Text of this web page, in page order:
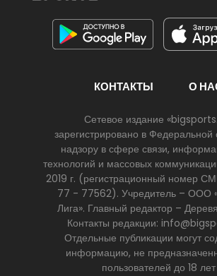
КОНТАКТЫ О
Сетевое издание
зарегистрировано в Федеральной
надзору в сфере связи,
технологий и массовых
2019 г. (регистрационный номер
77 - 77562). Учредитель – ООО
Лига». Главный редактор –
Контакты редакции:
Отдельные публикации могут
информацию, не
пользователей до 18 лет